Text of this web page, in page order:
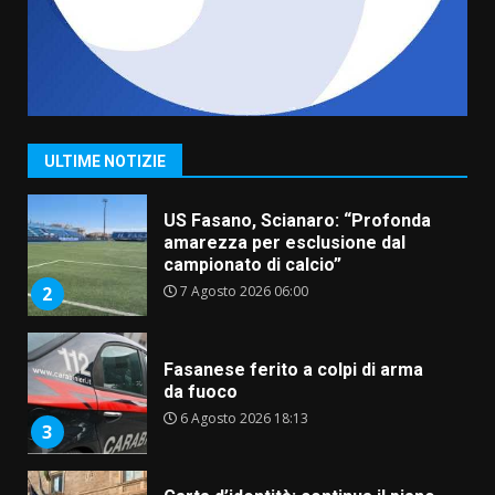
ULTIME NOTIZIE
6 Agosto 2026 06:15
1
“I Contestatori: Musica di
Rivoluzione”: nuovo
appuntamento con “Fasano in
2
US Fasano, Scianaro: “Profonda
amarezza per esclusione dal
campionato di calcio”
7 Agosto 2026 06:00
3
Fasanese ferito a colpi di arma
da fuoco
6 Agosto 2026 18:13